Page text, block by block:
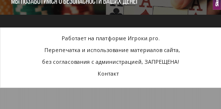
Работает на платформе Игроки.pro.
Перепечатка и использование материалов сайта,
без согласования с администрацией, ЗАПРЕЩЕНА!
Контакт